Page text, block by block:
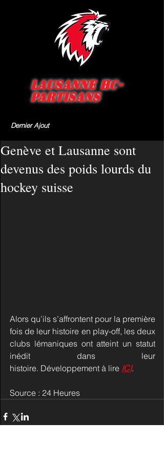
Lausanne HC-
Partisans
Dernier Ajout
Genève et Lausanne sont
devenus des poids lourds du
hockey suisse
Alors qu’ils s’affrontent pour la première
fois de leur histoire en play-off, les deux
clubs lémaniques ont atteint un statut
inédit dans leur
histoire. Développement à lire ICI.
Source : 24 Heures